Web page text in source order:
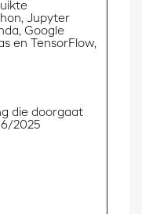
Jupyter
Google
en TensorFlow,
die doorgaat
2025